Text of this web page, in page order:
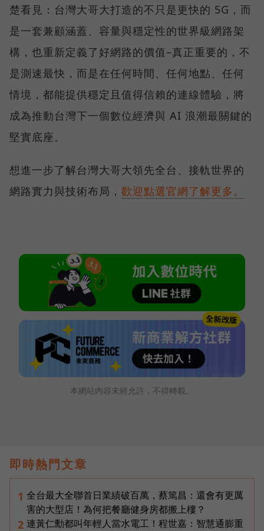
楚看見：台灣大哥大打造的不只是更快的 5G，而
是一套兼顧涵蓋、容量與穩定性的世界級網路架
構，也重新定義了好網路的價值–真正重要的，不
是測速最快，而是在任何時間、任何地點、任何
情境，都能提供穩定且值得信賴的連線體驗，將
成為推動台灣下一個數位經濟與 AI 浪潮最關鍵的
堅實底座。
想進一步了解台灣大哥大領先全台、接軌世界的
網路實力與技術布局， 歡迎點選官網了解更多。
本網站內容未經允許，不得轉載。
即時熱門文章
1 全台最大全聯首日業績破百萬，蔡篤昌：還會有更厲
害的大型店！為何把餐廳健身房都搬上樓？
2 連黃仁勳都叫年輕人當水電工！程世嘉：智慧通膨重